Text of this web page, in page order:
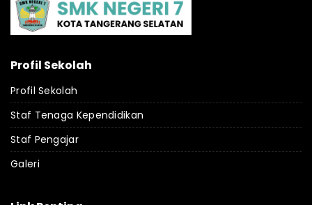
Profil Sekolah
Profil Sekolah
Staf Tenaga Kependidikan
Staf Pengajar
Galeri